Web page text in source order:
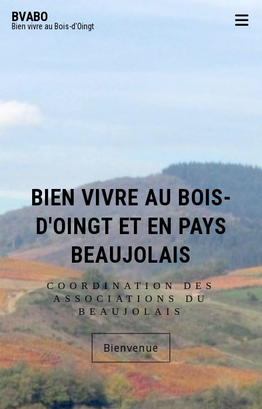
BVABO
Bien vivre au Bois-d'Oingt
BIEN VIVRE AU BOIS-
D'OINGT ET EN PAYS
BEAUJOLAIS
COORDINATION DES
ASSOCIATIONS DU
BEAUJOLAIS
Bienvenue